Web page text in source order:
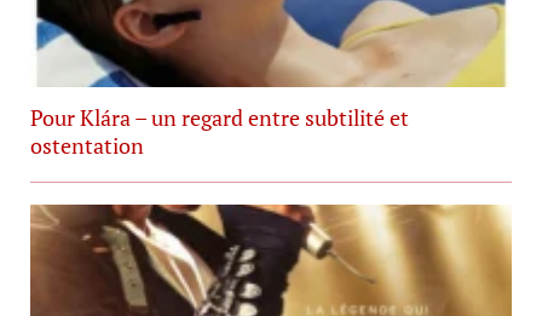
Pour Klára – un regard entre subtilité et
ostentation